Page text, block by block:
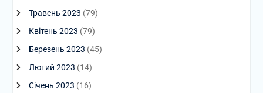
Травень 2023 (79)
Квітень 2023 (79)
Березень 2023 (45)
Лютий 2023 (14)
Січень 2023 (16)